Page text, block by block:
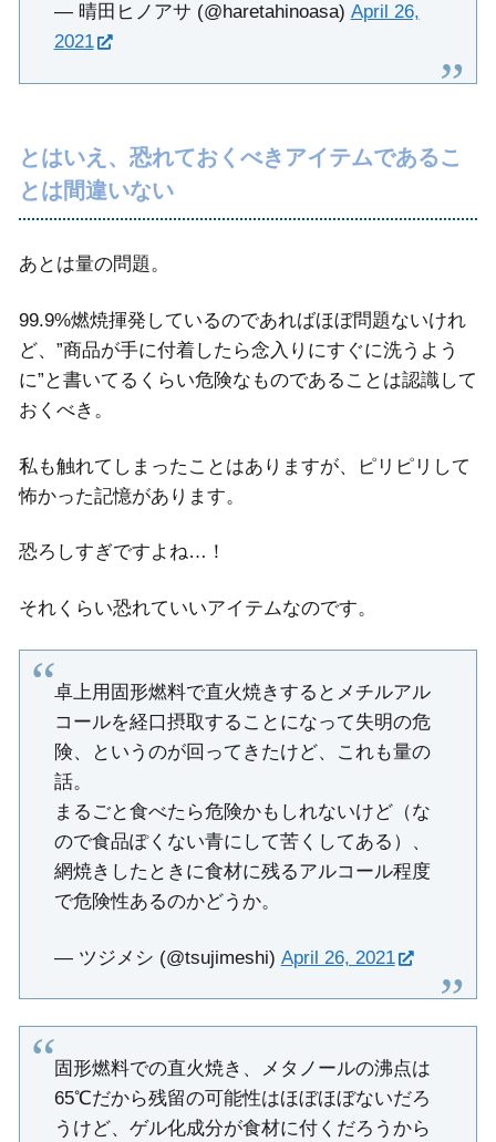
— 晴田ヒノアサ (@haretahinoasa) April 26,
2021
とはいえ、恐れておくべきアイテムであるこ
とは間違いない
あとは量の問題。
99.9%燃焼揮発しているのであればほぼ問題ないけれ
ど、”商品が手に付着したら念入りにすぐに洗うよう
に”と書いてるくらい危険なものであることは認識して
おくべき。
私も触れてしまったことはありますが、ピリピリして
怖かった記憶があります。
恐ろしすぎですよね…！
それくらい恐れていいアイテムなのです。
卓上用固形燃料で直火焼きするとメチルアル
コールを経口摂取することになって失明の危
険、というのが回ってきたけど、これも量の
話。
まるごと食べたら危険かもしれないけど（な
ので食品ぽくない青にして苦くしてある）、
網焼きしたときに食材に残るアルコール程度
で危険性あるのかどうか。
— ツジメシ (@tsujimeshi) April 26, 2021
固形燃料での直火焼き、メタノールの沸点は
65℃だから残留の可能性はほぼほぼないだろ
うけど、ゲル化成分が食材に付くだろうから